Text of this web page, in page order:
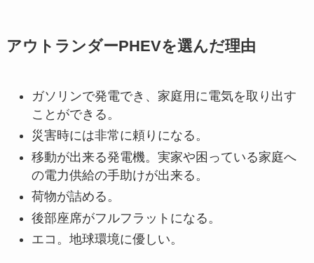
アウトランダーPHEVを選んだ理由
ガソリンで発電でき、家庭用に電気を取り出す
ことができる。
災害時には非常に頼りになる。
移動が出来る発電機。実家や困っている家庭へ
の電力供給の手助けが出来る。
荷物が詰める。
後部座席がフルフラットになる。
エコ。地球環境に優しい。